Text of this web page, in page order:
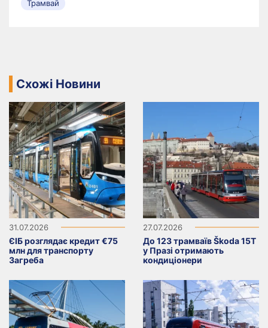
Трамвай
Схожі Новини
31.07.2026
ЄІБ розглядає кредит €75
млн для транспорту
Загреба
27.07.2026
До 123 трамваїв Škoda 15T
у Празі отримають
кондиціонери